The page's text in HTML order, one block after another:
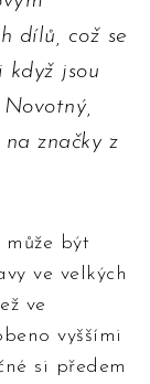
dílů, což se
když jsou
značky z
být
ve velkých
ve
vyššími
si předem